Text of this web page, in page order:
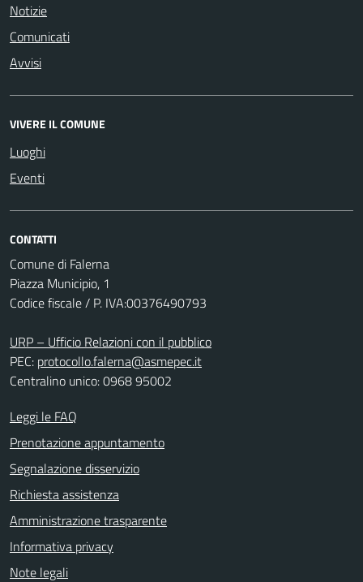
Notizie
Comunicati
Avvisi
VIVERE IL COMUNE
Luoghi
Eventi
CONTATTI
Comune di Falerna
Piazza Municipio, 1
Codice fiscale / P. IVA:00376490793
URP – Ufficio Relazioni con il pubblico
PEC: protocollo.falerna@asmepec.it
Centralino unico: 0968 95002
Leggi le FAQ
Prenotazione appuntamento
Segnalazione disservizio
Richiesta assistenza
Amministrazione trasparente
Informativa privacy
Note legali